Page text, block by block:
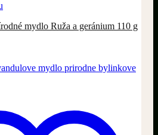
mydlo Ruža a geránium 110 g